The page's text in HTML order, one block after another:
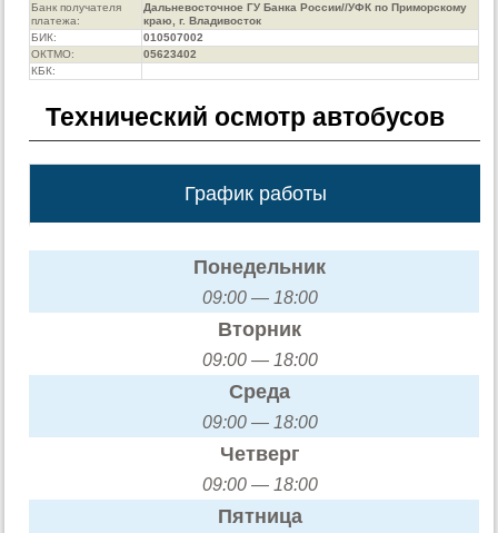
Банк получателя
платежа:
Дальневосточное ГУ Банка России//УФК по Приморскому
краю, г. Владивосток
БИК:
010507002
ОКТМО:
05623402
КБК:
Технический осмотр автобусов
График работы
Понедельник
09:00 — 18:00
Вторник
09:00 — 18:00
Среда
09:00 — 18:00
Четверг
09:00 — 18:00
Пятница